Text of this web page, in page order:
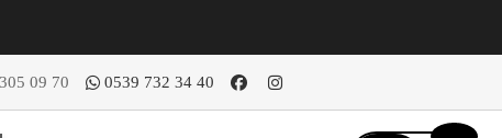
09 70 0539 732 34 40